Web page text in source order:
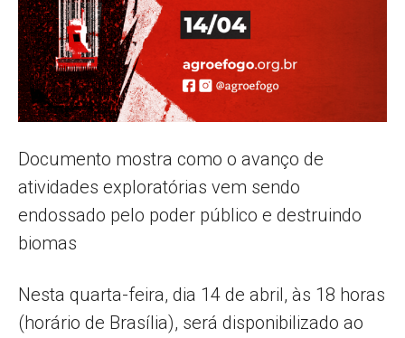
Documento mostra como o avanço de
atividades exploratórias vem sendo
endossado pelo poder público e destruindo
biomas
Nesta quarta-feira, dia 14 de abril, às 18 horas
(horário de Brasília), será disponibilizado ao